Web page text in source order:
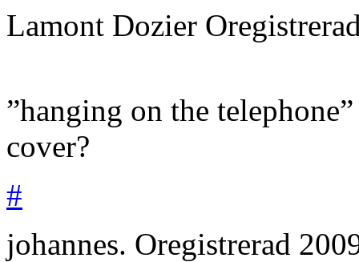
Lamont Dozier
”hanging on the
cover?
#
johannes. Oregistrerad